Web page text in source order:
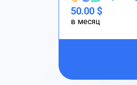
50.00 $
в месяц